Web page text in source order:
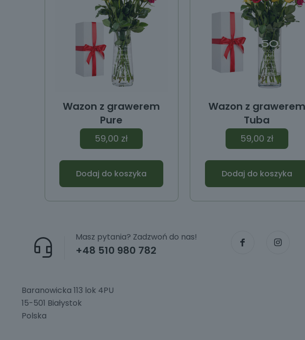
Wazon z grawerem
Pure
59,00 zł
Dodaj do koszyka
Wazon z grawerem
Tuba
59,00 zł
Dodaj do koszyka
+48 510 980 782
Masz pytania? Zadzwoń do nas!
Baranowicka 113 lok 4PU
15-501 Białystok
Polska